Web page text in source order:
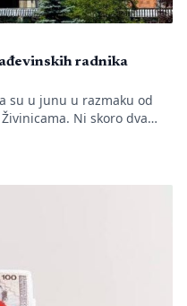
radnika
su u junu u razmaku od
Ni skoro dva
uzroci nesreća, niti je
kantona sprovodi